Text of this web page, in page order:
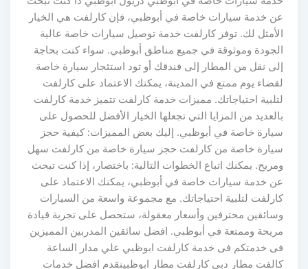
عن خدمة سيارات خاصة في أبوظبي، فإن كارلفت هي الخيار
الأمثل لك. توفر كارلفت خدمة توصيل سيارات خاصة عالية
الجودة وموثوقة في جميع مناطق أبوظبي. سواء كنت بحاجة
إلى نقل من المطار إلى فندقك أو تود استئجار سيارة خاصة
لقضاء يوم ممتع في المدينة، يمكنك الاعتماد على كارلفت
لتلبية احتياجاتك. مميزات خدمة كارلفت تتميز خدمة كارلفت
بالعديد من المزايا التي تجعلها الخيار الأفضل للحصول على
سيارة خاصة في أبوظبي. إليك بعض المميزات: كيفية حجز
سيارة خاصة من كارلفت حجز سيارة خاصة من كارلفت سهل
ومريح. يمكنك اتباع الخطوات التالية: باختصار، إذا كنت تبحث
عن خدمة سيارات خاصة في أبوظبي، يمكنك الاعتماد على
كارلفت لتلبية احتياجاتك. مع مجموعة واسعة من السيارات
وسائقين محترفين وأسعار معقولة، ستحصل على تجربة قيادة
مريحة وممتعة في أبوظبي. افضل سائقين المدربين المميزين
فى خدمتكم فى خدمة كارلفت ابوظبي علي مدار الساعة
كالفت مطار دبي كارلفت مطار ابوظبينقدم افضل خدمات